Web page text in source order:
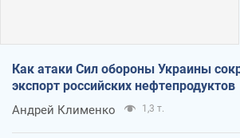
Как атаки Сил обороны Украины
экспорт российских нефтепродуктов
Андрей Клименко 1,3 т.